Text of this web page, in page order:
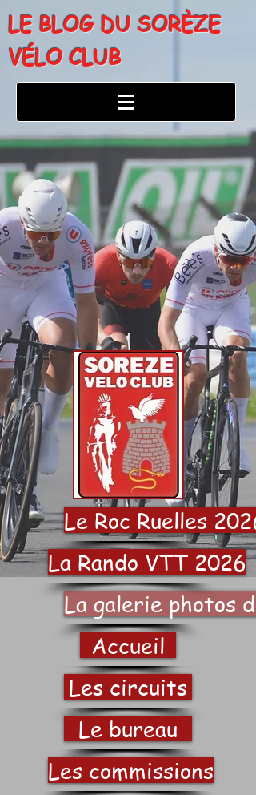
LE BLOG DU SORÈZE
VÉLO CLUB
Le Roc Ruelles 2026
La Rando VTT 2026
La galerie photos
Accueil
Les circuits
Le bureau
Les commissions